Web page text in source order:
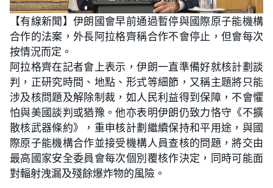
U
n
m
t
e
L
o
a
d
e
d
1
.
7
2
%
【有線新聞】伊朗國會早前通過暫停與國際原子能機構
合作的法案，外長阿拉格齊稱合作不會停止，但會每次
按情況而定。
阿拉格齊在記者會上表示，伊朗一直準備好就核計劃談
判，正研究時間、地點、形式等細節，又稱主題將只能
涉及核問題及解除制裁，如人民利益得到保障，不會懼
怕與美國談判或猶豫。他亦表明伊朗仍致力恪守《不擴
散核武器條約》，重申核計劃繼續保持和平用途，與國
際原子能機構合作並接受機構人員查核的問題，將交由
最高國家安全委員會每次個別覆核作決定，同時可能面
對輻射洩漏及殘餘爆炸物的風險。